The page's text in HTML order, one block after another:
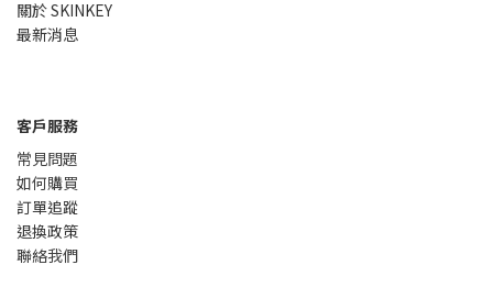
關於 SKINKEY
最新消息
客戶服務
常見問題
如何購買
訂單追蹤
退換政策
聯絡我們